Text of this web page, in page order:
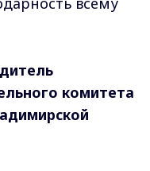
комитета